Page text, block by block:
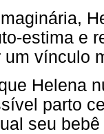
estima e
um vínculo
Helena
parto
seu